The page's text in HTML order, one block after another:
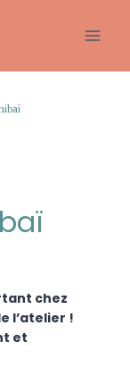
chez
l’atelier !
et